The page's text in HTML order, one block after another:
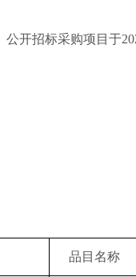
公开招标采购项目于
品目名称